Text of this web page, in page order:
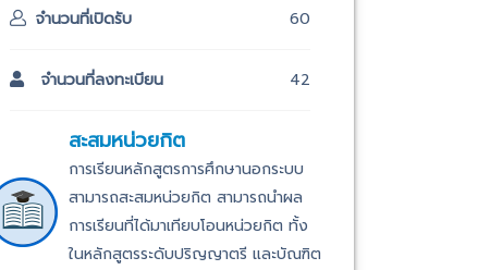
จำนวนที่เปิดรับ 60
จำนวนที่ลงทะเบียน 42
สะสมหน่วยกิต
การเรียนหลักสูตรการศึกษานอกระบบ
สามารถสะสมหน่วยกิต สามารถนำผล
การเรียนที่ได้มาเทียบโอนหน่วยกิต ทั้ง
ในหลักสูตรระดับปริญญาตรี และบัณฑิต